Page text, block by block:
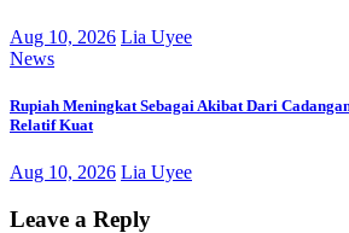
Aug 10, 2026 Lia Uyee
News
Rupiah Meningkat Sebagai Akibat Dari
Relatif Kuat
Aug 10, 2026 Lia Uyee
Leave a Reply